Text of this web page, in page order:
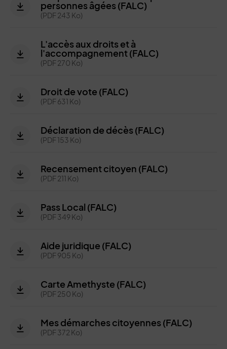
personnes âgées (FALC)
(PDF 243 Ko)
L'accès aux droits et à
l'accompagnement (FALC)
(PDF 270 Ko)
Droit de vote (FALC)
(PDF 631 Ko)
Déclaration de décès (FALC)
(PDF 153 Ko)
Recensement citoyen (FALC)
(PDF 211 Ko)
Pass Local (FALC)
(PDF 349 Ko)
Aide juridique (FALC)
(PDF 905 Ko)
Carte Amethyste (FALC)
(PDF 250 Ko)
Mes démarches citoyennes (FALC)
(PDF 372 Ko)